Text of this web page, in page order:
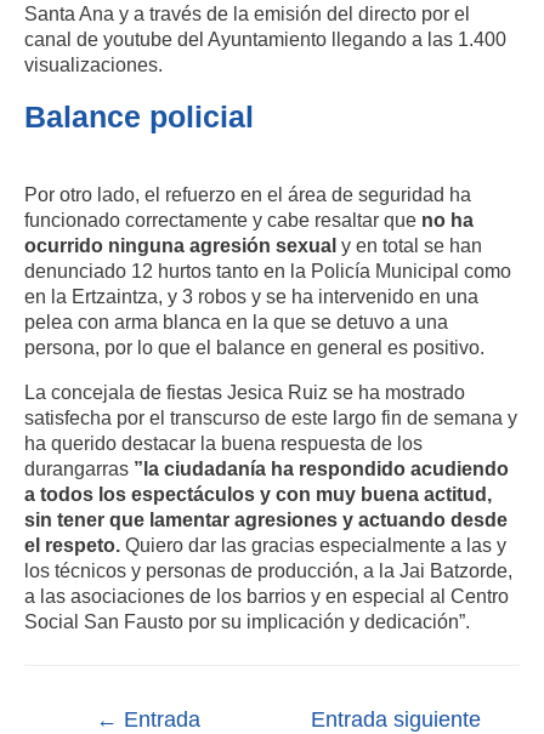
Santa Ana y a través de la emisión del directo por el
canal de youtube del Ayuntamiento llegando a las 1.400
visualizaciones.
Balance policial
Por otro lado, el refuerzo en el área de seguridad ha
funcionado correctamente y cabe resaltar que no ha
ocurrido ninguna agresión sexual y en total se han
denunciado 12 hurtos tanto en la Policía Municipal como
en la Ertzaintza, y 3 robos y se ha intervenido en una
pelea con arma blanca en la que se detuvo a una
persona, por lo que el balance en general es positivo.
La concejala de fiestas Jesica Ruiz se ha mostrado
satisfecha por el transcurso de este largo fin de semana y
ha querido destacar la buena respuesta de los
durangarras ”la ciudadanía ha respondido acudiendo
a todos los espectáculos y con muy buena actitud,
sin tener que lamentar agresiones y actuando desde
el respeto. Quiero dar las gracias especialmente a las y
los técnicos y personas de producción, a la Jai Batzorde,
a las asociaciones de los barrios y en especial al Centro
Social San Fausto por su implicación y dedicación”.
← Entrada
Entrada siguiente